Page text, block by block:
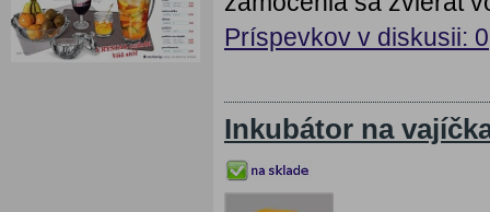
Príspevkov v diskusii: 0
Inkubátor na